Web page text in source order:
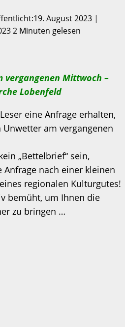
August 2023 |
2 Minuten gelesen
vergangenen Mittwoch –
Lobenfeld
eine Anfrage erhalten,
am vergangenen
„Bettelbrief“ sein,
nach einer kleinen
regionalen Kulturgutes!
bemüht, um Ihnen die
zu bringen …